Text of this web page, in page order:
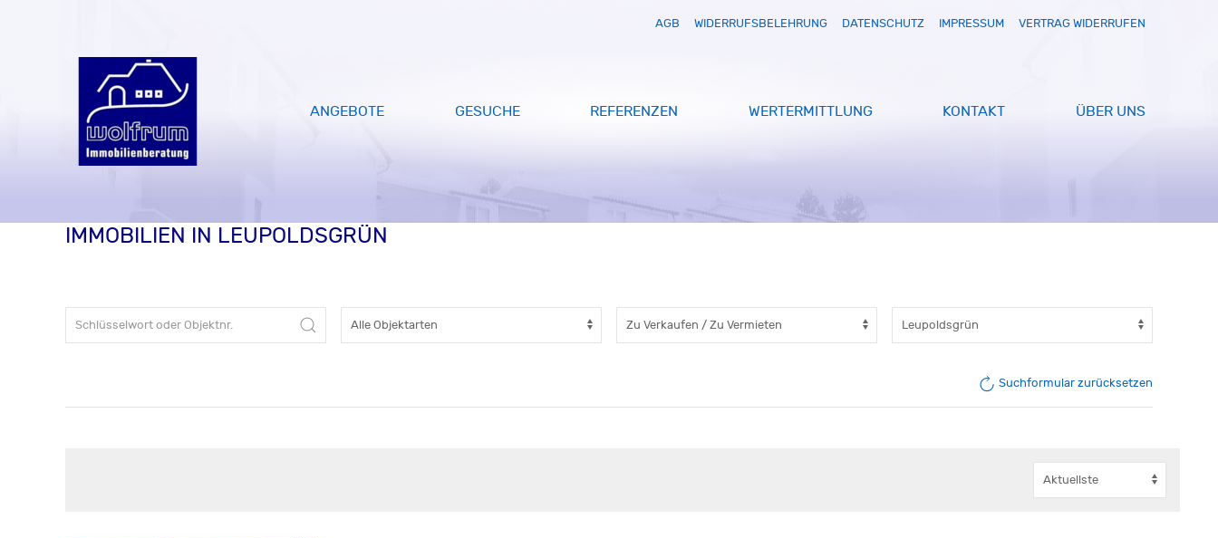
AGB WIDERRUFSBELEHRUNG DATENSCHUTZ IMPRESSUM VERTRAG WIDERRUFEN
ANGEBOTE GESUCHE REFERENZEN WERTERMITTLUNG KONTAKT ÜBER UNS
IMMOBILIEN IN LEUPOLDSGRÜN
Suchformular zurücksetzen